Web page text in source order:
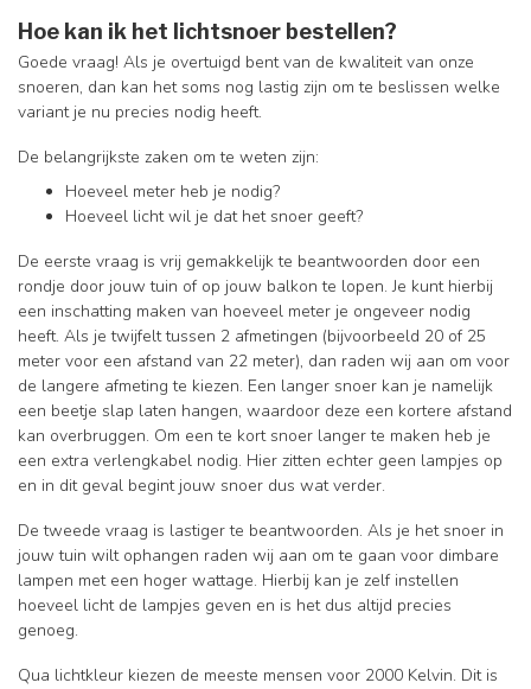
Hoe kan ik het lichtsnoer bestellen?
Goede vraag! Als je overtuigd bent van de kwaliteit van onze
snoeren, dan kan het soms nog lastig zijn om te beslissen welke
variant je nu precies nodig heeft.
De belangrijkste zaken om te weten zijn:
Hoeveel meter heb je nodig?
Hoeveel licht wil je dat het snoer geeft?
De eerste vraag is vrij gemakkelijk te beantwoorden door een
rondje door jouw tuin of op jouw balkon te lopen. Je kunt hierbij
een inschatting maken van hoeveel meter je ongeveer nodig
heeft. Als je twijfelt tussen 2 afmetingen (bijvoorbeeld 20 of 25
meter voor een afstand van 22 meter), dan raden wij aan om voor
de langere afmeting te kiezen. Een langer snoer kan je namelijk
een beetje slap laten hangen, waardoor deze een kortere afstand
kan overbruggen. Om een te kort snoer langer te maken heb je
een extra verlengkabel nodig. Hier zitten echter geen lampjes op
en in dit geval begint jouw snoer dus wat verder.
De tweede vraag is lastiger te beantwoorden. Als je het snoer in
jouw tuin wilt ophangen raden wij aan om te gaan voor dimbare
lampen met een hoger wattage. Hierbij kan je zelf instellen
hoeveel licht de lampjes geven en is het dus altijd precies
genoeg.
Qua lichtkleur kiezen de meeste mensen voor 2000 Kelvin. Dit is